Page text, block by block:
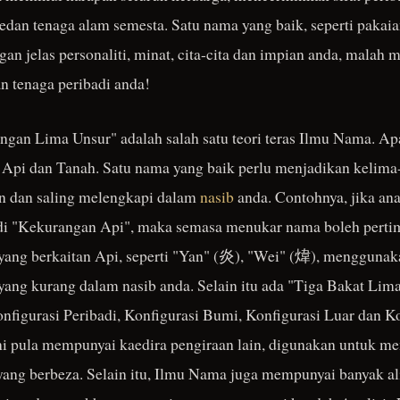
tenaga alam semesta. Satu nama yang baik, seperti
jelas personaliti, minat, cita-cita dan impian anda, malah
tenaga peribadi anda!
Lima Unsur" adalah salah satu teori teras Ilmu Nama.
dan Tanah. Satu nama yang baik perlu menjadikan
dan saling melengkapi dalam nasibanda. Contohnya, jika
"Kekurangan Api", maka semasa menukar nama boleh
berkaitan Api, seperti "Yan" (炎), "Wei" (煒),
kurang dalam nasib anda. Selain itu ada "Tiga Bakat
Peribadi, Konfigurasi Bumi, Konfigurasi Luar dan
pula mempunyai kaedira pengiraan lain, digunakan untuk
berbeza. Selain itu, Ilmu Nama juga mempunyai banyak